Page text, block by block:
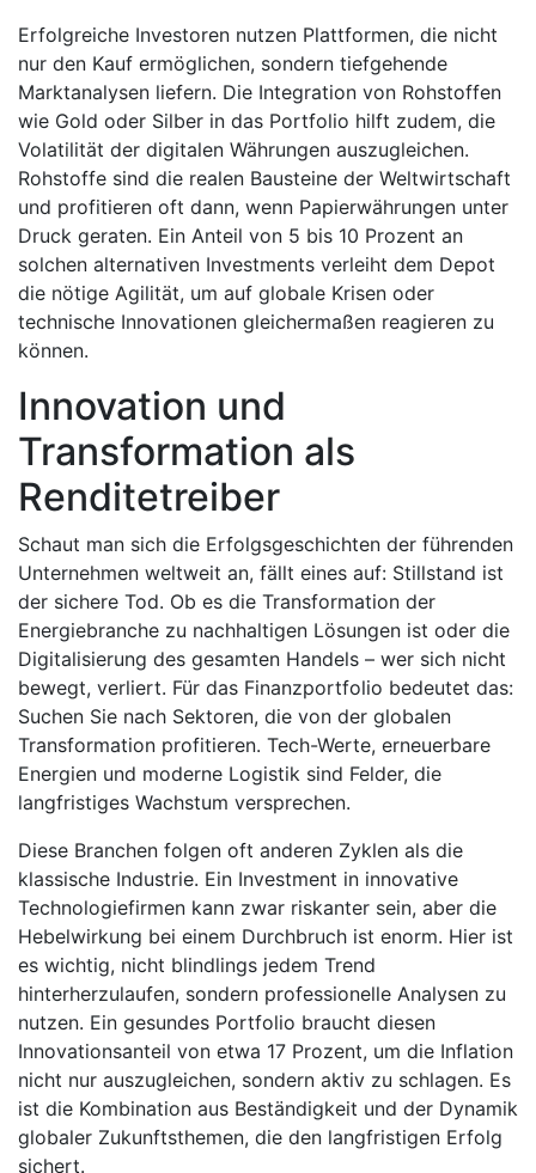
Erfolgreiche Investoren nutzen Plattformen, die nicht
nur den Kauf ermöglichen, sondern tiefgehende
Marktanalysen liefern. Die Integration von Rohstoffen
wie Gold oder Silber in das Portfolio hilft zudem, die
Volatilität der digitalen Währungen auszugleichen.
Rohstoffe sind die realen Bausteine der Weltwirtschaft
und profitieren oft dann, wenn Papierwährungen unter
Druck geraten. Ein Anteil von 5 bis 10 Prozent an
solchen alternativen Investments verleiht dem Depot
die nötige Agilität, um auf globale Krisen oder
technische Innovationen gleichermaßen reagieren zu
können.
Innovation und
Transformation als
Renditetreiber
Schaut man sich die Erfolgsgeschichten der führenden
Unternehmen weltweit an, fällt eines auf: Stillstand ist
der sichere Tod. Ob es die Transformation der
Energiebranche zu nachhaltigen Lösungen ist oder die
Digitalisierung des gesamten Handels – wer sich nicht
bewegt, verliert. Für das Finanzportfolio bedeutet das:
Suchen Sie nach Sektoren, die von der globalen
Transformation profitieren. Tech-Werte, erneuerbare
Energien und moderne Logistik sind Felder, die
langfristiges Wachstum versprechen.
Diese Branchen folgen oft anderen Zyklen als die
klassische Industrie. Ein Investment in innovative
Technologiefirmen kann zwar riskanter sein, aber die
Hebelwirkung bei einem Durchbruch ist enorm. Hier ist
es wichtig, nicht blindlings jedem Trend
hinterherzulaufen, sondern professionelle Analysen zu
nutzen. Ein gesundes Portfolio braucht diesen
Innovationsanteil von etwa 17 Prozent, um die Inflation
nicht nur auszugleichen, sondern aktiv zu schlagen. Es
ist die Kombination aus Beständigkeit und der Dynamik
globaler Zukunftsthemen, die den langfristigen Erfolg
sichert.